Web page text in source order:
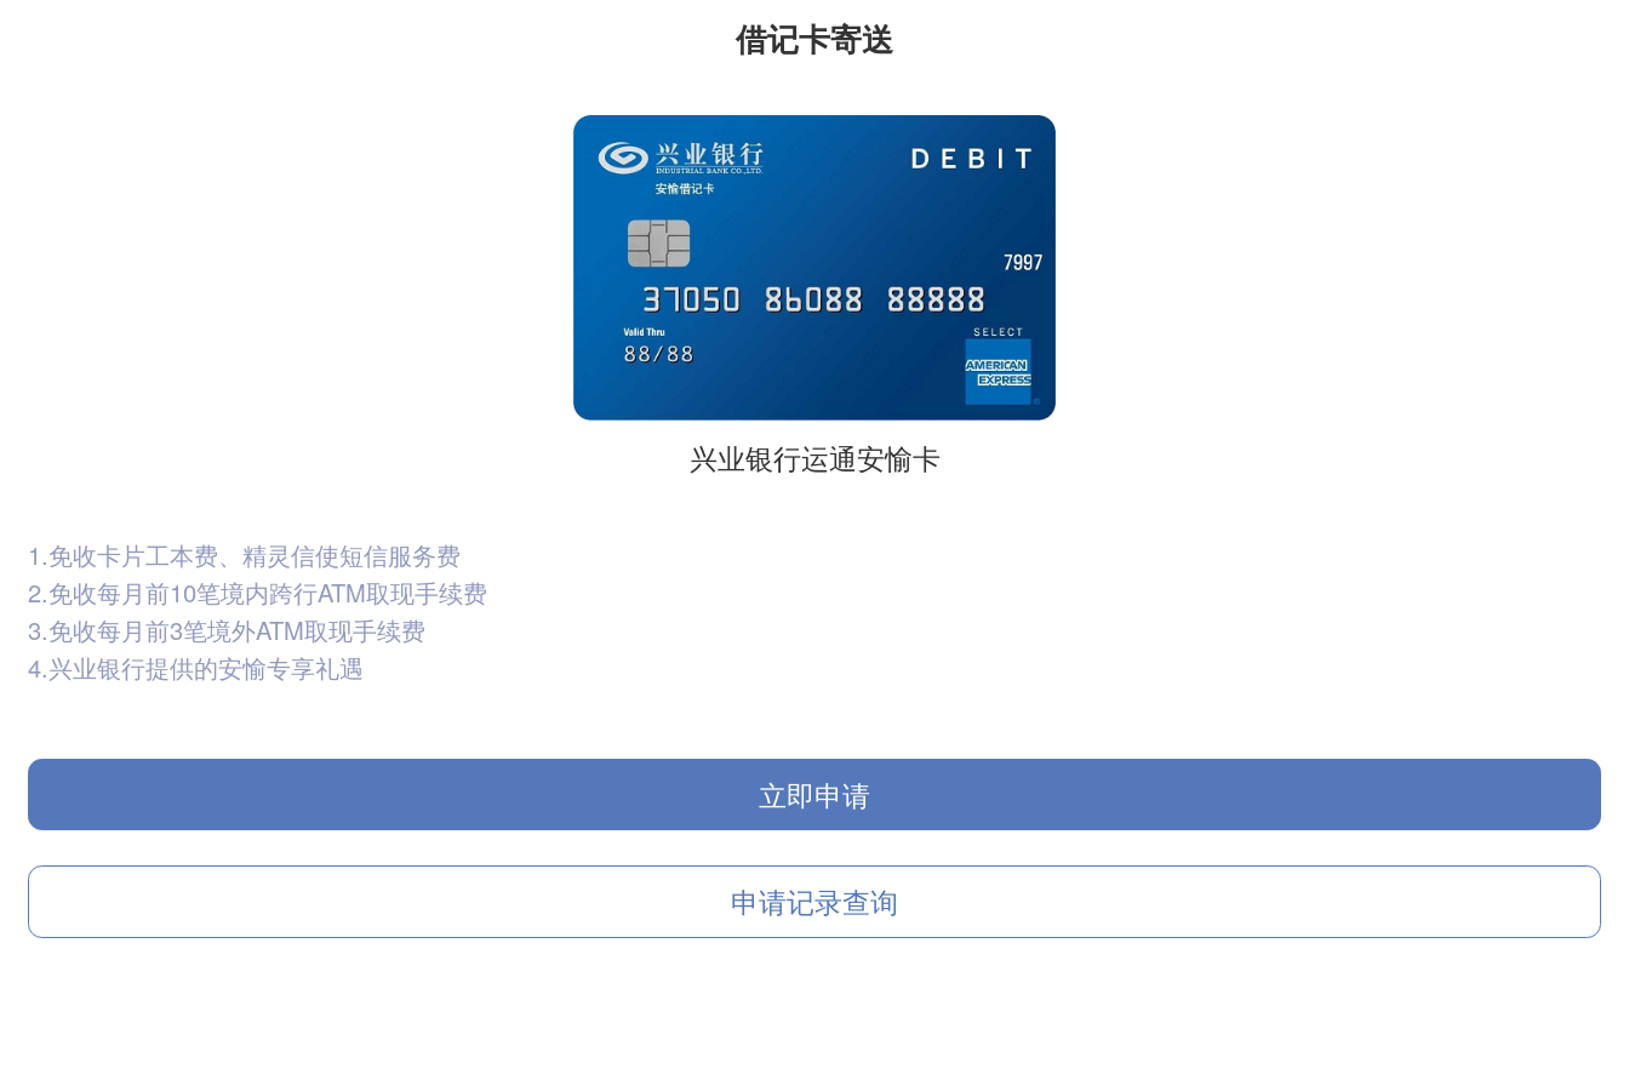
借记卡寄送
兴业银行运通安愉卡
1.免收卡片工本费、精灵信使短信服务费
2.免收每月前10笔境内跨行ATM取现手续费
3.免收每月前3笔境外ATM取现手续费
4.兴业银行提供的安愉专享礼遇
立即申请
申请记录查询